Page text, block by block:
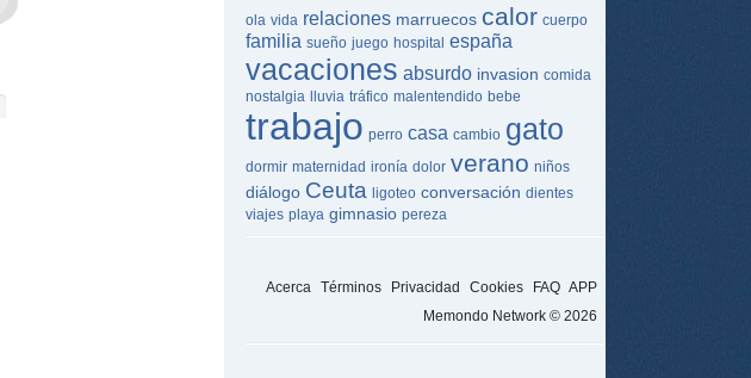
ola vida relaciones marruecos calor cuerpo
familia sueño juego hospital españa
vacaciones absurdo invasion comida
nostalgia lluvia tráfico malentendido bebe
trabajo perro casa cambio gato
dormir maternidad ironía dolor verano niños
diálogo Ceuta ligoteo conversación dientes
viajes playa gimnasio pereza
Acerca Términos Privacidad Cookies FAQ APP
Memondo Network © 2026